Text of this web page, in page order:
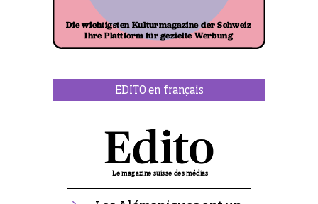
EDITO en français